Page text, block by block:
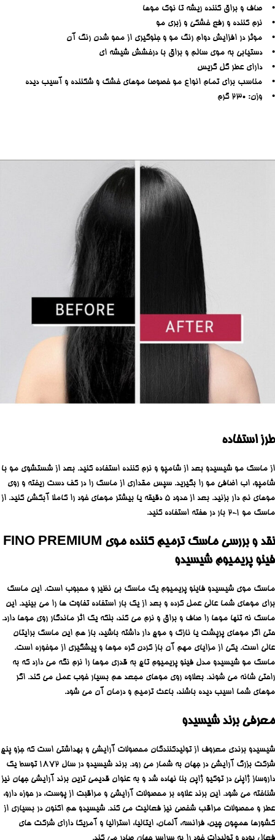
• صاف و براق کننده ریشه تا نوک موها
• نرم کننده و رفع خشکی و زبری مو
• موثر در افزایش دوام رنگ مو و جلوگیری از محو شدن رنگ آن
• دستیابی به موی سالم و براق با درخشش شیشه ای
• دارای عطر گل گریس
• مناسب برای تمام انواع مو خصوصا موهای خشک و شکننده و آسیب دیده
• وزن: 230 گرم
طرز استفاده
از ماسک مو شیسیدو بعد از شامپو و نرم کننده استفاده کنید. بعد از شستشوی مو با
شامپو، اب اضافی مو را بگیرید. سپس مقداری از ماسک را در کف دست ریخته و روی
موهای نم دار بزنید. بعد از حدود 5 دقیقه یا بیشتر موهای خود را کاملا آبکشی کنید. از
ماسک مو 1-2 بار در هفته استفاده کنید.
نقد و بررسی ماسک ترمیم کننده موی FINO PREMIUM
فینو پریمیوم شیسیدو
ماسک موی شیسیدو فاینو پریمیوم یک ماسک بی نظیر و محبوب است. این ماسک
برای موهای شما عالی عمل کرده و بعد از یک بار استفاده تفاوت ها را می بینید. این
ماسک نه تنها موها را صاف و براق و نرم می کند، بلکه یک اثر ماندگار روی موها دارد.
حتی اگر موهای پرپشت یا نازک و موج دار داشته باشید، باز هم این ماسک برایتان
عالی است. یکی از مزایای مهم آن باز کردن گره موها و پیشگیری از موخوره است.
ماسک مو شیسیدو مدل فینو پریمیوم تاچ به قدری موها را نرم نگه می دارد که به
راحتی شانه می شوند. بعلاوه روی موهای مجعد هم بسیار خوب عمل می کند. اگر
موهای شما اسیب دیده باشند، باعث ترمیم و درمان آن می شود.
معرفی برند شیسیدو
شیسیدو برندی معروف از تولیدکنندگان محصولات آرایشی و بهداشتی است که جزو پنج
شرکت بزرگ آرایشی در جهان به شمار می رود. برند شیسیدو در سال 1872 توسط یک
داروساز ژاپنی در توکیو ژاپن بنا نهاده شد و به عنوان قدیمی ترین برند آرایشی جهان نیز
شناخته می شود. این برند علاوه بر محصولات آرایشی و مراقبت از پوست، در حوزه دارو،
عطر و محصولات مراقب شخصی نیز فعالیت می کند. شیسیدو هم اکنون در بسیاری از
کشورها همچون چین، فرانسه، آلمان، ایتالیا، استرالیا و آمریکا دارای شرکت های